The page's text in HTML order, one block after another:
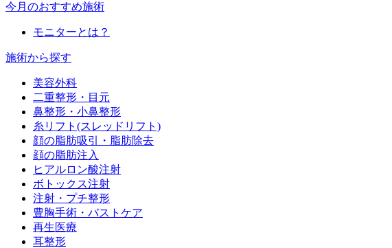
今月のおすすめ施術
モニターとは？
施術から探す
美容外科
二重整形・目元
鼻整形・小鼻整形
糸リフト(スレッドリフト)
顔の脂肪吸引・脂肪除去
顔の脂肪注入
ヒアルロン酸注射
ボトックス注射
注射・プチ整形
豊胸手術・バストケア
再生医療
耳整形